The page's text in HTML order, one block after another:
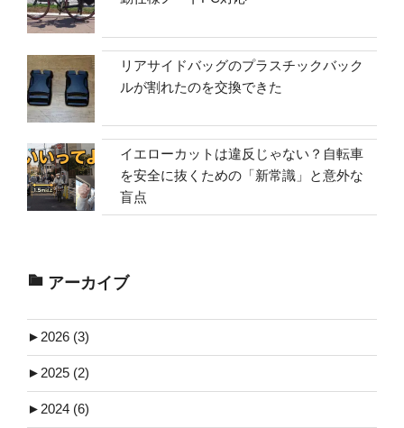
リアサイドバッグのプラスチックバック
ルが割れたのを交換できた
イエローカットは違反じゃない？自転車
を安全に抜くための「新常識」と意外な
盲点
アーカイブ
►2026 (3)
►2025 (2)
►2024 (6)